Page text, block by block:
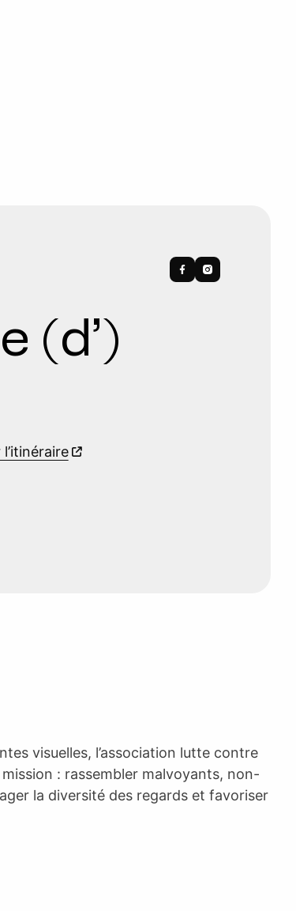
(d’)
l’itinéraire
visuelles, l’association lutte contre
: rassembler malvoyants, non-
la diversité des regards et favoriser